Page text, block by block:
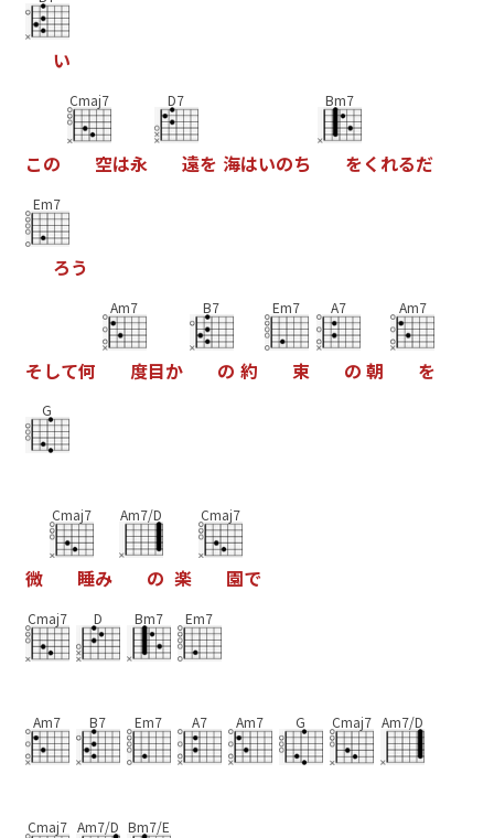
い
この
Cmaj7
空は永
D7
遠を 海はいのち
Bm7
をく れるだ
Em7
ろう
そ して何
Am7
度目か
B7
の 約
Em7
束
A7
の 朝
Am7
を
G
微
Cmaj7
睡み
Am7/D
の 楽
Cmaj7
園で
Cmaj7 D Bm7 Em7
Am7 B7 Em7 A7 Am7 G Cmaj7 Am7/D
Cmaj7 Am7/D Bm7/E